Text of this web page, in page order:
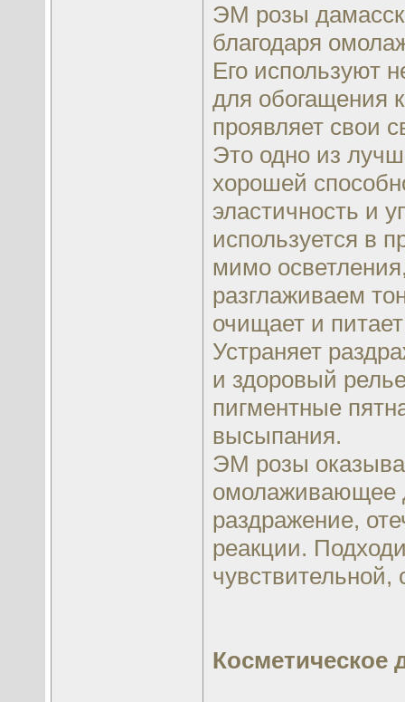
ЭМ розы
благодаря
Его используют
для обогащения
проявляет свои
Это одно из
хорошей
эластичность и
используется в
мимо
разглаживаем
очищает и
Устраняет
и здоровый
пигментные
высыпания.
ЭМ розы
омолаживающее
раздражение,
реакции.
чувствительной,
Косметическое